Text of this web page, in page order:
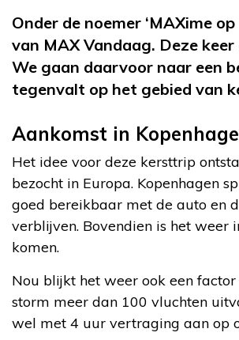
Onder de noemer ‘MAXime
van MAX Vandaag. Deze
We gaan daarvoor naar een
tegenvalt op het gebied van
Aankomst in
Het idee voor deze kersttrip
bezocht in Europa. Kopenhagen
goed bereikbaar met de auto en
verblijven. Bovendien is het
komen.
Nou blijkt het weer ook een
storm meer dan 100 vluchten
wel met 4 uur vertraging aan op